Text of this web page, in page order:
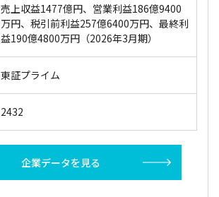
売上収益1477億円、営業利益186億9400
万円、税引前利益257億6400万円、最終利
益190億4800万円（2026年3月期）
東証プライム
2432
企業データを見る